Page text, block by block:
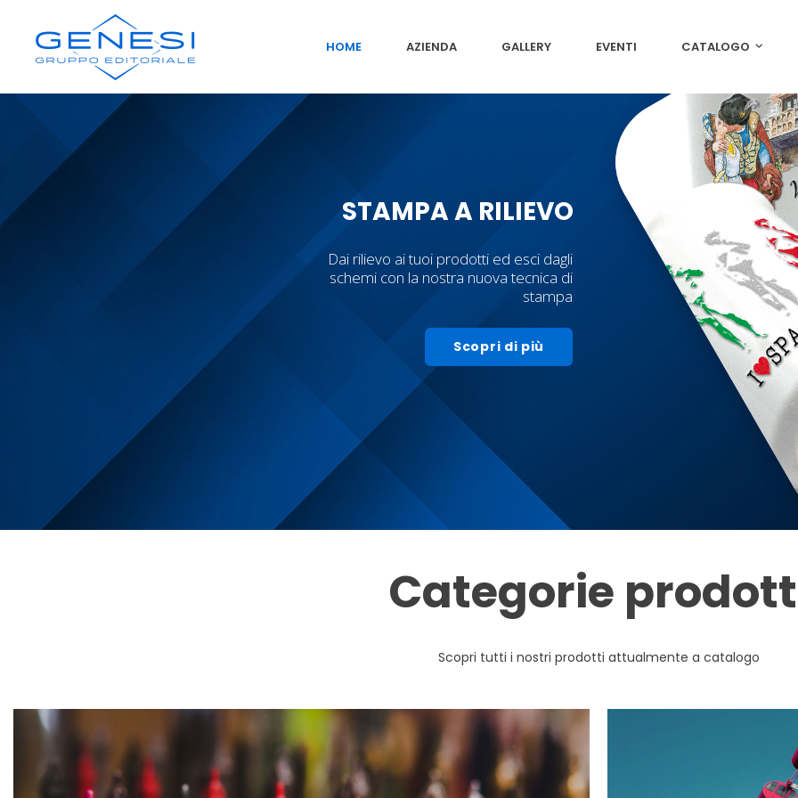
HOME AZIENDA GALLERY EVENTI CATALOGO
STAMPA A RILIEVO
Dai rilievo ai tuoi prodotti ed esci dagli
schemi con la nostra nuova tecnica di
stampa
Scopri di più
Categorie
Scopri tutti i nostri prodotti attualmente a catalogo